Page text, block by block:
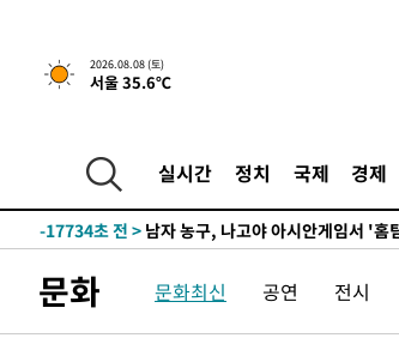
2026.08.08 (토)
서울 35.6℃
실시간 정치 국제 경제
2시간 전 >[속보]뉴욕증시 상승 마감…S&P 0.6%
-22490초 전 >
백운산서 80년근 천종산삼 9뿌리
-20200초 전 >
-17734초 전 > 남자 농구, 나고야 아시안게임서 '홈
-13337초 전 >
극한폭염 한풀 꺾이지만…'낮 최고
-10355초 전 >축구협회 "압수수색·성접대 논란
문화 문화최신 공연 전시